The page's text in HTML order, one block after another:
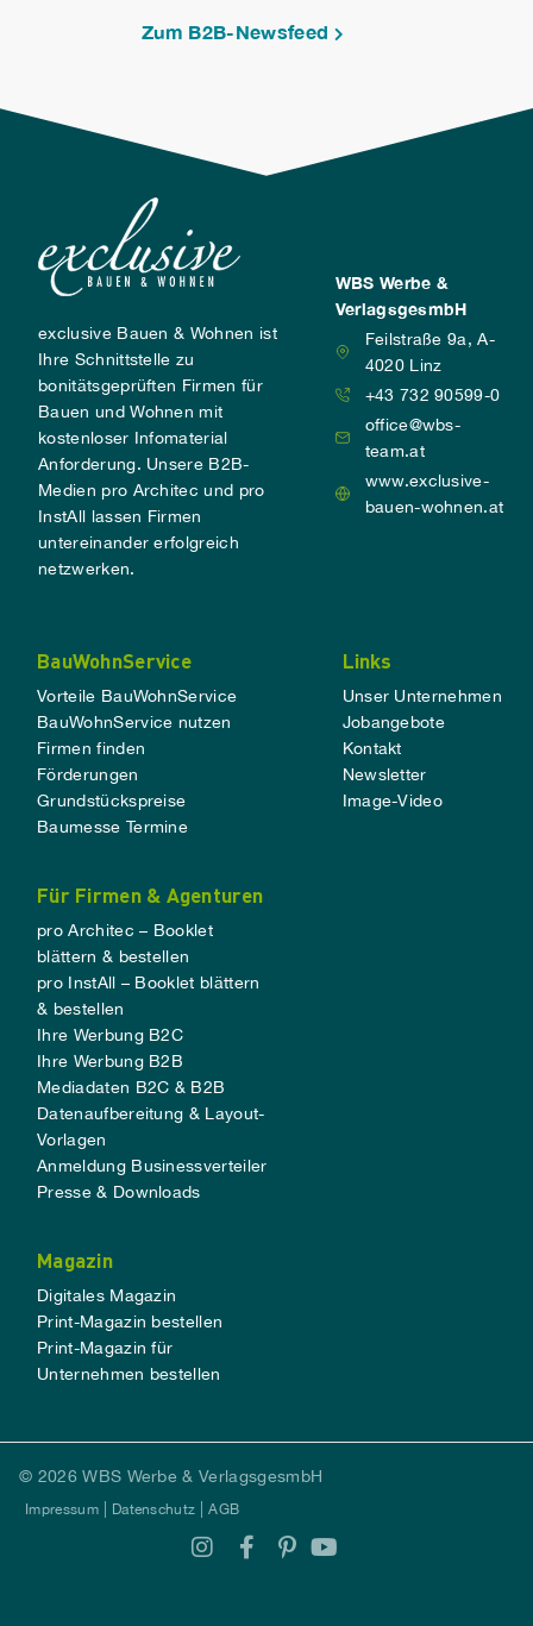
Zum B2B-Newsfeed
exclusive Bauen & Wohnen ist
Ihre Schnittstelle zu
bonitätsgeprüften Firmen für
Bauen und Wohnen mit
kostenloser Infomaterial
Anforderung. Unsere B2B-
Medien pro Architec und pro
InstAll lassen Firmen
untereinander erfolgreich
netzwerken.
WBS Werbe &
VerlagsgesmbH
Feilstraße 9a, A-
4020 Linz
+43 732 90599-0
office@wbs-
team.at
www.exclusive-
bauen-wohnen.at
BauWohnService
Vorteile BauWohnService
BauWohnService nutzen
Firmen finden
Förderungen
Grundstückspreise
Baumesse Termine
Links
Unser Unternehmen
Jobangebote
Kontakt
Newsletter
Image-Video
Für Firmen & Agenturen
pro Architec – Booklet
blättern & bestellen
pro InstAll – Booklet blättern
& bestellen
Ihre Werbung B2C
Ihre Werbung B2B
Mediadaten B2C & B2B
Datenaufbereitung & Layout-
Vorlagen
Anmeldung Businessverteiler
Presse & Downloads
Magazin
Digitales Magazin
Print-Magazin bestellen
Print-Magazin für
Unternehmen bestellen
© 2026 WBS Werbe & VerlagsgesmbH
Impressum Datenschutz AGB